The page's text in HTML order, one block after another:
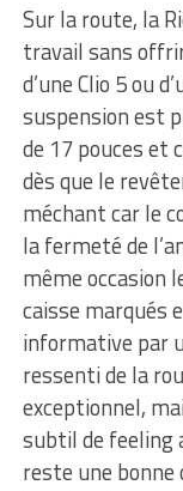
Sur la route, la
travail sans
d’une Clio 5 ou
suspension est
de 17 pouces et
dès que le
méchant car le
la fermeté de
même occasion
caisse marqués
informative par
ressenti de la
exceptionnel,
subtil de feeling
reste une bonne